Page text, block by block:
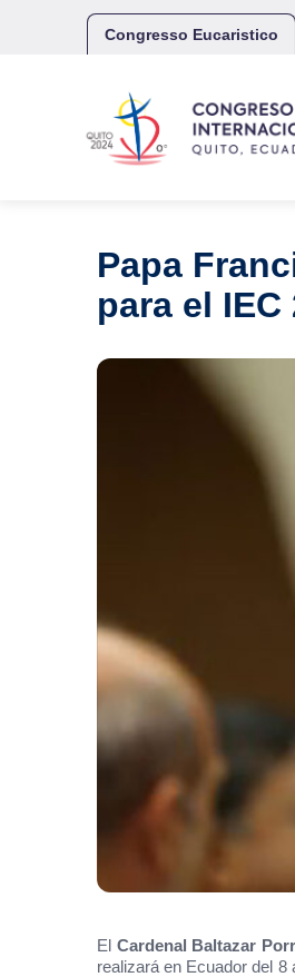
Congresso Eucaristico
Papa
para el IEC
El Cardenal Baltazar
realizará en Ecuador del